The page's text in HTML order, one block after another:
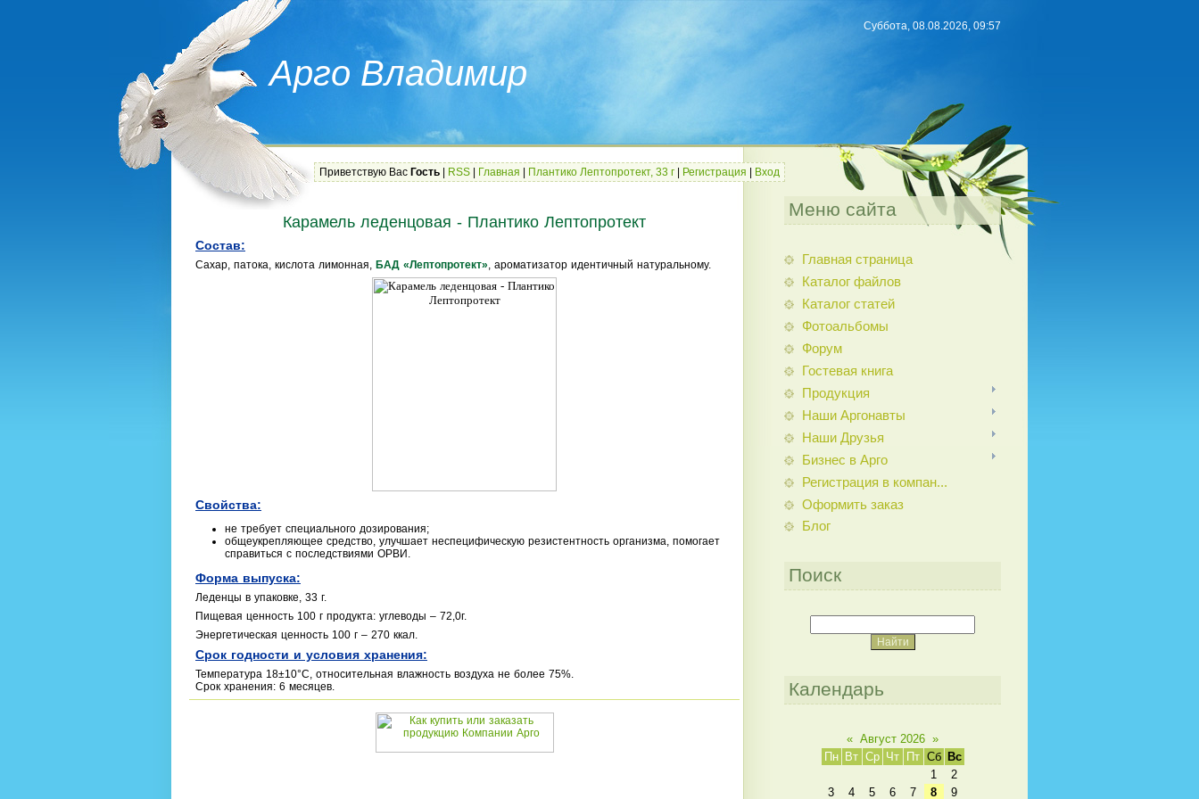
Арго Владимир
Суббота, 08.08.2026, 09:57
Приветствую Вас Гость RSS Главная Плантико Лептопротект, 33 г Регистрация Вход
Карамель леденцовая - Плантико Лептопротект
Состав:
Сахар, патока, кислота лимонная, БАД «Лептопротект», ароматизатор идентичный натуральному.
Свойства:
не требует специального дозирования;
общеукрепляющее средство, улучшает неспецифическую резистентность организма, помогает
справиться с последствиями ОРВИ.
Форма выпуска:
Леденцы в упаковке, 33 г.
Пищевая ценность 100 г продукта: углеводы – 72,0г.
Энергетическая ценность 100 г – 270 ккал.
Срок годности и условия хранения:
Температура 18±10°С, относительная влажность воздуха не более 75%.
Срок хранения: 6 месяцев.
Меню сайта
Главная страница
Каталог файлов
Каталог статей
Фотоальбомы
Форум
Гостевая книга
Продукция
Наши Аргонавты
Наши Друзья
Бизнес в Арго
Регистрация в компан...
Оформить заказ
Блог
Поиск
Календарь
« Август 2026 »
Пн
Вт Ср Чт Пт Сб
Вс
1
2
3
4 5 6 7 8
9